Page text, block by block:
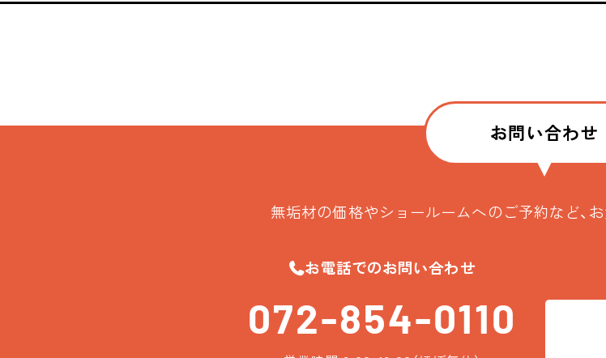
お問い合わせ
無垢材の価格やショールームへのご予約など、
お電話でのお問い合わせ
072-854-0110